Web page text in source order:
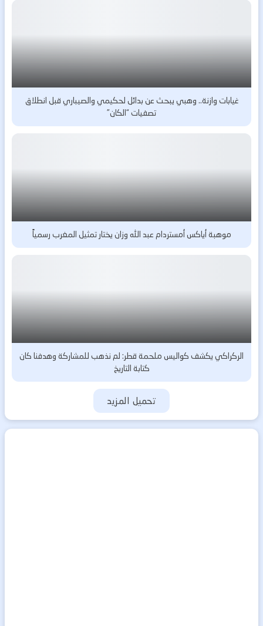
غيابات وازنة.. وهبي يبحث عن بدائل لحكيمي والصيباري قبل انطلاق
تصفيات “الكان”
موهبة أياكس أمستردام عبد الله وزان يختار تمثيل المغرب رسمياً
الركراكي يكشف كواليس ملحمة قطر: لم نذهب للمشاركة وهدفنا كان
كتابة التاريخ
تحميل المزيد